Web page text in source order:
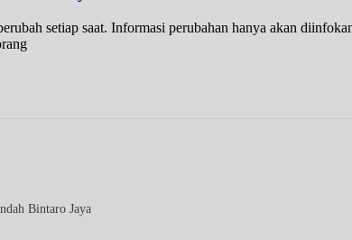
setiap saat. Informasi perubahan hanya akan
Bintaro Jaya